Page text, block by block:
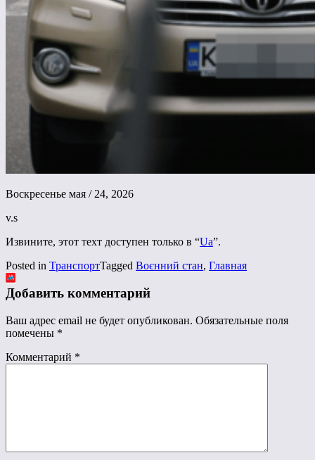
Воскресенье мая / 24, 2026
v.s
Извините, этот техт доступен только в “Ua”.
Posted in ТранспортTagged Воєнний стан, Главная
Добавить комментарий
Ваш адрес email не будет опубликован. Обязательные поля
помечены *
Комментарий *